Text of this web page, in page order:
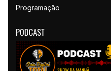
Programação
PODCAST